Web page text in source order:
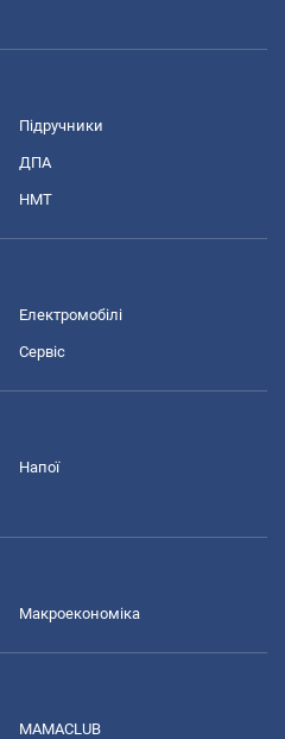
Підручники
ДПА
НМТ
Електромобілі
Сервіс
Напої
Макроекономіка
MAMACLUB